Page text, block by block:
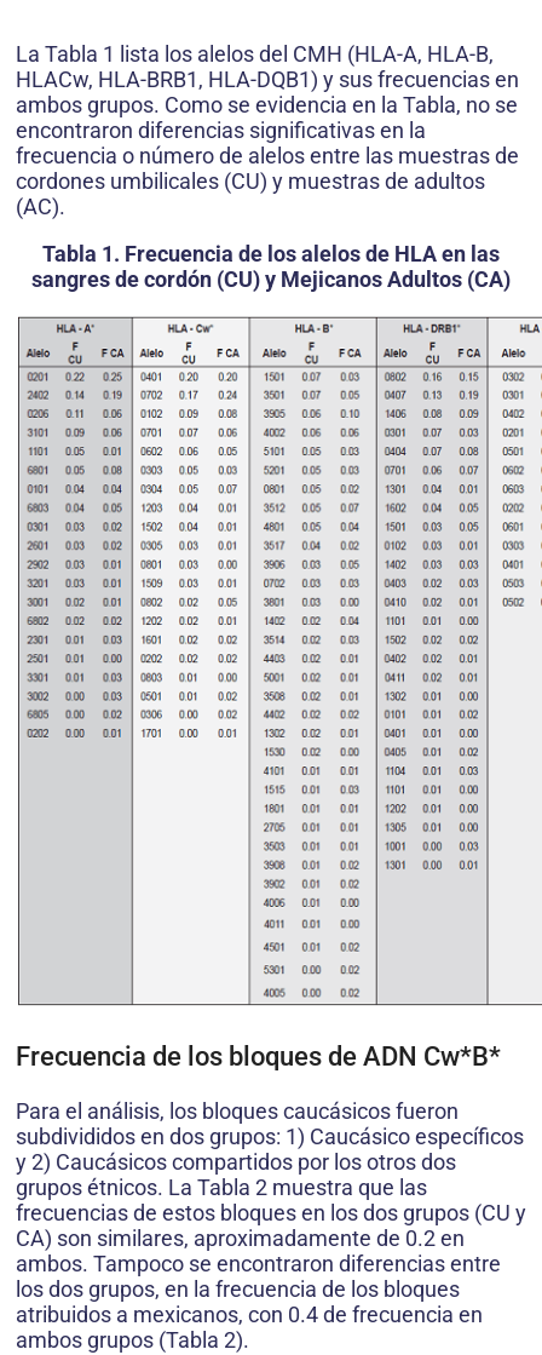
La Tabla 1 lista los alelos del CMH (HLA-A, HLA-B,
HLACw, HLA-BRB1, HLA-DQB1) y sus frecuencias en
ambos grupos. Como se evidencia en la Tabla, no se
encontraron diferencias significativas en la
frecuencia o número de alelos entre las muestras de
cordones umbilicales (CU) y muestras de adultos
(AC).
Tabla 1. Frecuencia de los alelos de HLA en las
sangres de cordón (CU) y Mejicanos Adultos (CA)
Frecuencia de los bloques de ADN Cw*B*
Para el análisis, los bloques caucásicos fueron
subdivididos en dos grupos: 1) Caucásico específicos
y 2) Caucásicos compartidos por los otros dos
grupos étnicos. La Tabla 2 muestra que las
frecuencias de estos bloques en los dos grupos (CU y
CA) son similares, aproximadamente de 0.2 en
ambos. Tampoco se encontraron diferencias entre
los dos grupos, en la frecuencia de los bloques
atribuidos a mexicanos, con 0.4 de frecuencia en
ambos grupos (Tabla 2).